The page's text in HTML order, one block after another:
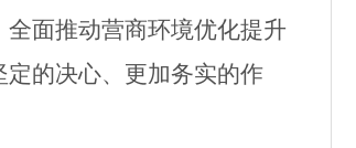
面推动营商环境优化提升
的决心、更加务实的作